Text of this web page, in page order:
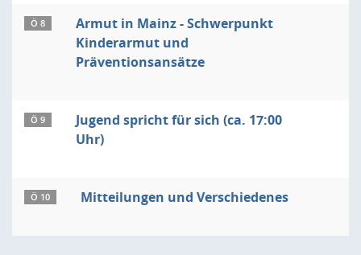
Ö 8
Armut in Mainz - Schwerpunkt
Kinderarmut und
Präventionsansätze
Ö 9
Jugend spricht für sich (ca. 17:00
Uhr)
Ö 10 Mitteilungen und Verschiedenes